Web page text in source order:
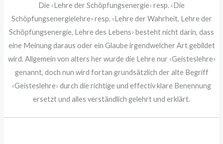
Die ‹Lehre der Schöpfungsenergie› resp. ‹Die
Schöpfungsenergielehre› resp. ‹Lehre der Wahrheit, Lehre der
Schöpfungsenergie, Lehre des Lebens› besteht nicht darin, dass
eine Meinung daraus oder ein Glaube irgendwelcher Art gebildet
wird. Allgemein von alters her wurde die Lehre nur ‹Geisteslehre›
genannt, doch nun wird fortan grundsätzlich der alte Begriff
‹Geisteslehre› durch die richtige und effectiv klare Benennung
ersetzt und alles verständlich gelehrt und erklärt.